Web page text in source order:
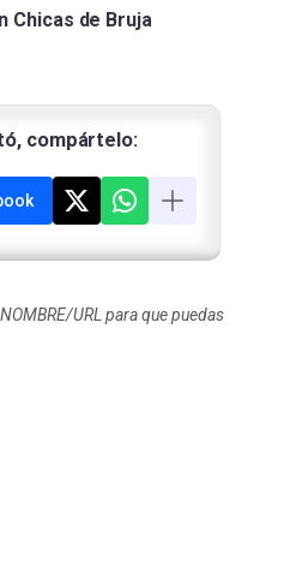
Chicas de Bruja
compártelo:
URL para que puedas